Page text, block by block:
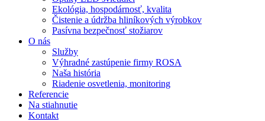
Ekológia, hospodárnosť, kvalita
Čistenie a údržba hliníkových výrobkov
Pasívna bezpečnosť stožiarov
O nás
Služby
Výhradné zastúpenie firmy ROSA
Naša história
Riadenie osvetlenia, monitoring
Referencie
Na stiahnutie
Kontakt